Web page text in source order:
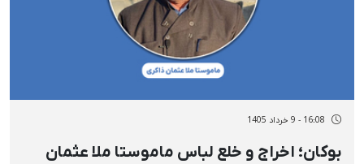
16:08 - 9 خرداد 1405
بوکان؛ اخراج و خلع لباس ماموستا ملا عثمان